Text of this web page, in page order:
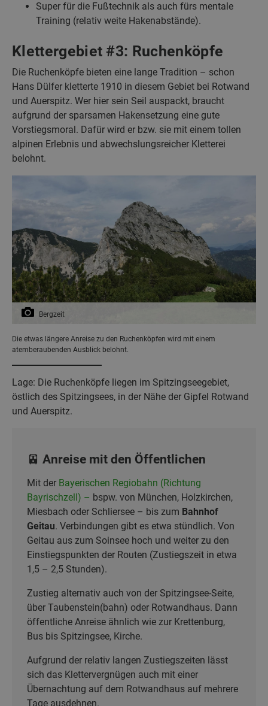
Super für die Fußtechnik als auch fürs mentale
Training (relativ weite Hakenabstände).
Klettergebiet #3: Ruchenköpfe
Die Ruchenköpfe bieten eine lange Tradition – schon
Hans Dülfer kletterte 1910 in diesem Gebiet bei Rotwand
und Auerspitz. Wer hier sein Seil auspackt, braucht
aufgrund der sparsamen Hakensetzung eine gute
Vorstiegsmoral. Dafür wird er bzw. sie mit einem tollen
alpinen Erlebnis und abwechslungsreicher Kletterei
belohnt.
Bergzeit
Die etwas längere Anreise zu den Ruchenköpfen wird mit einem
atemberaubenden Ausblick belohnt.
Lage: Die Ruchenköpfe liegen im Spitzingseegebiet,
östlich des Spitzingsees, in der Nähe der Gipfel Rotwand
und Auerspitz.
🚈 Anreise mit den Öffentlichen
Mit der Bayerischen Regiobahn (Richtung
Bayrischzell) – bspw. von München, Holzkirchen,
Miesbach oder Schliersee – bis zum Bahnhof
Geitau. Verbindungen gibt es etwa stündlich. Von
Geitau aus zum Soinsee hoch und weiter zu den
Einstiegspunkten der Routen (Zustiegszeit in etwa
1,5 – 2,5 Stunden).
Zustieg alternativ auch von der Spitzingsee-Seite,
über Taubenstein(bahn) oder Rotwandhaus. Dann
öffentliche Anreise ähnlich wie zur Krettenburg,
Bus bis Spitzingsee, Kirche.
Aufgrund der relativ langen Zustiegszeiten lässt
sich das Klettervergnügen auch mit einer
Übernachtung auf dem Rotwandhaus auf mehrere
Tage ausdehnen.